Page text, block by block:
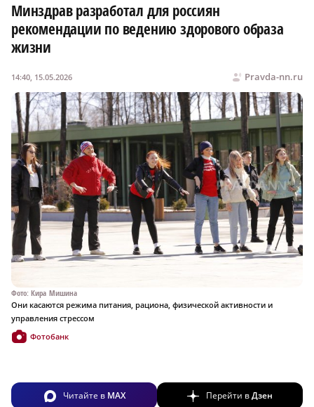
Минздрав разработал для россиян
рекомендации по ведению здорового образа
жизни
Pravda-nn.ru
14:40, 15.05.2026
Фото: Кира Мишина
Они касаются режима питания, рациона, физической активности и
управления стрессом
Фотобанк
Читайте в MAX Перейти вДзен